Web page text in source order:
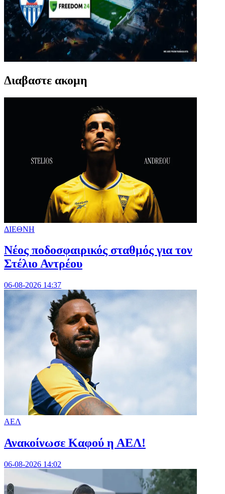
Διαβαστε ακομη
ΔΙΕΘΝΗ
Νέος ποδοσφαιρικός σταθμός για τον
Στέλιο Αντρέου
06-08-2026 14:37
ΑΕΛ
Ανακοίνωσε Καφού η ΑΕΛ!
06-08-2026 14:02